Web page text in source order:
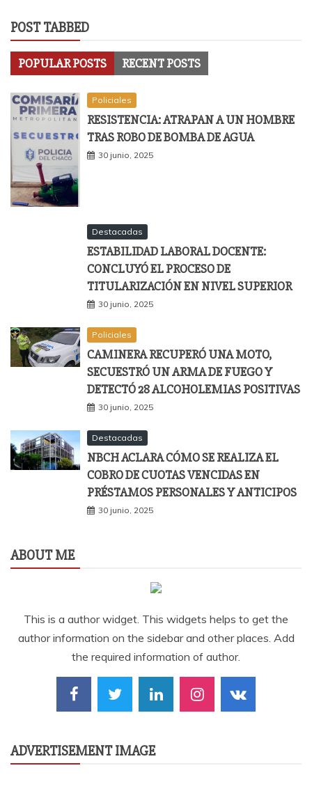
POST TABBED
POPULAR POSTS RECENT POSTS
Policiales
RESISTENCIA: ATRAPAN A UN HOMBRE
TRAS ROBO DE BOMBA DE AGUA
30 junio, 2025
Destacadas
ESTABILIDAD LABORAL DOCENTE:
CONCLUYÓ EL PROCESO DE
TITULARIZACIÓN EN NIVEL SUPERIOR
30 junio, 2025
Policiales
CAMINERA RECUPERÓ UNA MOTO,
SECUESTRÓ UN ARMA DE FUEGO Y
DETECTÓ 28 ALCOHOLEMIAS POSITIVAS
30 junio, 2025
Destacadas
NBCH ACLARA CÓMO SE REALIZA EL
COBRO DE CUOTAS VENCIDAS EN
PRÉSTAMOS PERSONALES Y ANTICIPOS
30 junio, 2025
ABOUT ME
This is a author widget. This widgets helps to get the
author information on the sidebar and other places. Add
the required information of author.
ADVERTISEMENT IMAGE